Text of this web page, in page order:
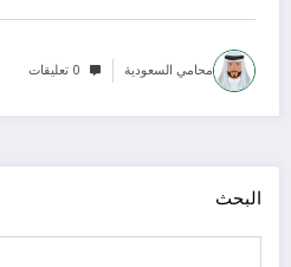
محامي السعودية 0 تعليقات
البحث